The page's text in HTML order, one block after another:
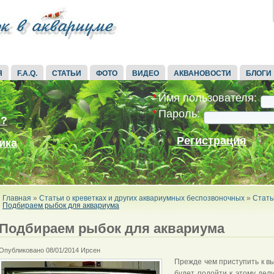
F.A.Q. СТАТЬИ ФОТО ВИДЕО АКВАНОВОСТИ БЛОГИ
Имя пользователя:
*
Пароль:
*
Регистрация
Главная » Статьи о креветках и других аквариумных беспозвоночных»
Подбираем рыбок для аквариума
рыбок для аквариума
08/01/2014 Ирсен
Прежде чем приступить к